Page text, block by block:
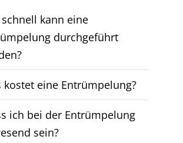
kann eine
durchgeführt
kostet eine Entrümpelung?
ich bei der Entrümpelung
sein?